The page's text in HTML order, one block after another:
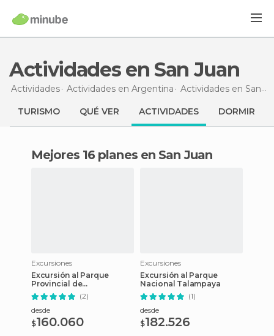
Actividades en San Juan
Actividades Actividades en Argentina Actividades en San Juan
TURISMO QUÉ VER ACTIVIDADES DORMIR
Mejores 16 planes en San Juan
Excursiones
Excursión al Parque
Provincial de
Ischigualasto(2)
desde
$160.060
Excursiones
Excursión al Parque
Nacional Talampaya
(1)
desde
$182.526